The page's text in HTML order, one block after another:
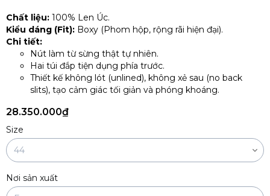
Chất liệu: 100% Len Úc.
Kiểu dáng (Fit): Boxy (Phom hộp, rộng rãi hiện đại).
Chi tiết:
Nút làm từ sừng thật tự nhiên.
Hai túi đắp tiện dụng phía trước.
Thiết kế không lót (unlined), không xẻ sau (no back
slits), tạo cảm giác tối giản và phóng khoáng.
28.350.000₫
Size
Nơi sản xuất